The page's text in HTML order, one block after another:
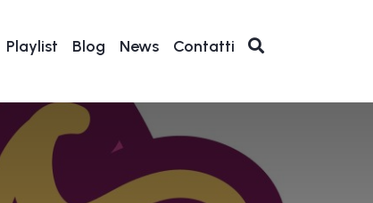
Playlist Blog News Contatti